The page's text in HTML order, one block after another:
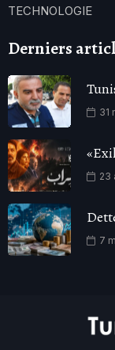
TECHNOLOGIE
Derniers
31
23
7